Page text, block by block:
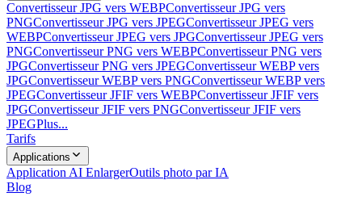
Convertisseur JPG vers WEBPConvertisseur JPG vers
PNGConvertisseur JPG vers JPEGConvertisseur JPEG vers
WEBPConvertisseur JPEG vers JPGConvertisseur JPEG vers
PNGConvertisseur PNG vers WEBPConvertisseur PNG vers
JPGConvertisseur PNG vers JPEGConvertisseur WEBP vers
JPGConvertisseur WEBP vers PNGConvertisseur WEBP vers
JPEGConvertisseur JFIF vers WEBPConvertisseur JFIF vers
JPGConvertisseur JFIF vers PNGConvertisseur JFIF vers
JPEGPlus...
Tarifs
Applications
Application AI EnlargerOutils photo par IA
Blog